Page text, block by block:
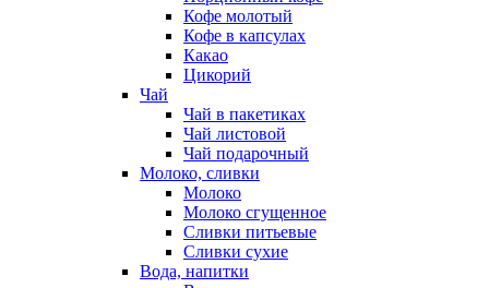
Кофе молотый
Кофе в капсулах
Какао
Цикорий
Чай
Чай в пакетиках
Чай листовой
Чай подарочный
Молоко, сливки
Молоко
Молоко сгущенное
Сливки питьевые
Сливки сухие
Вода, напитки